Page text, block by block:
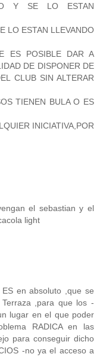
Y SE LO ESTAN
LO ESTAN LLEVANDO
ES POSIBLE DAR A
DE DISPONER DE
CLUB SIN ALTERAR
TIENEN BULA O ES
INICIATIVA,POR
el sebastian y el
light
en absoluto ,que se
,para que los -
lugar en el que poder
RADICA en las
para conseguir dicho
-no ya el acceso a